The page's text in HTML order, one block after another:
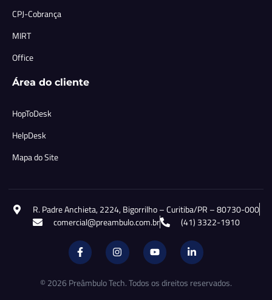
CPJ-Cobrança
MIRT
Office
Área do cliente
HopToDesk
HelpDesk
Mapa do Site
R. Padre Anchieta, 2224, Bigorrilho – Curitiba/PR – 80730-000
comercial@preambulo.com.br
(41) 3322-1910
© 2026 Preâmbulo Tech. Todos os direitos reservados.